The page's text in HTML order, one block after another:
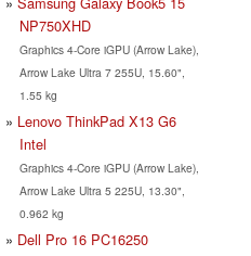
NP750XHD
Graphics 4-Core iGPU (Arrow Lake),
Arrow Lake Ultra 7 255U, 15.60",
1.55 kg
Lenovo ThinkPad X13 G6
Intel
Graphics 4-Core iGPU (Arrow Lake),
Arrow Lake Ultra 5 225U, 13.30",
0.962 kg
Dell Pro 16 PC16250